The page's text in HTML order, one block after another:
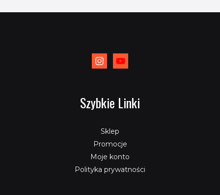
Szybkie Linki
Sklep
Promocje
Moje konto
Polityka prywatności